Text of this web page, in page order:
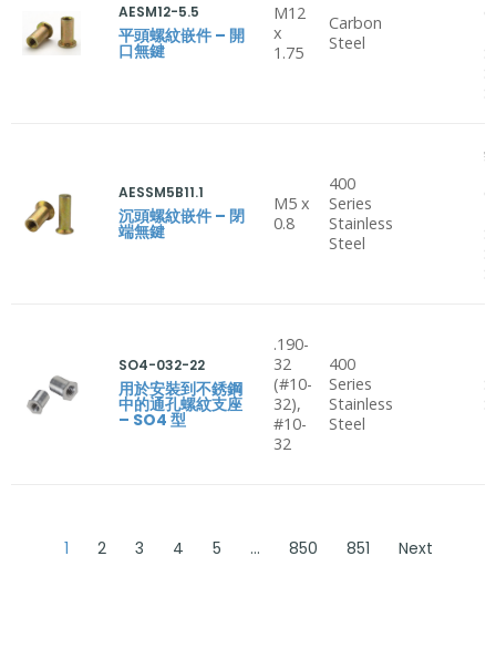
AESM12-5.5
平頭螺紋嵌件 – 開
口無鍵
M12
x
1.75
Carbon
Steel
AESSM5B11.1
沉頭螺紋嵌件 – 閉
端無鍵
M5 x
0.8
400
Series
Stainless
Steel
SO4-032-22
用於安裝到不銹鋼
中的通孔螺紋支座
– SO4 型
.190-
32
(#10-
32),
#10-
32
400
Series
Stainless
Steel
1 2 3 4 5 … 850 851 Next